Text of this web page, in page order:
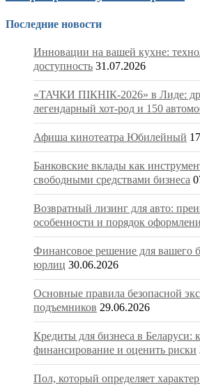
Последние новости
Инновации на вашей кухне:
доступность 31.07.2026
«ТАЧКИ ПІКНІК-2026» в Лиде:
легендарный хот-род и 150
Афиша кинотеатра Юбилейный
Банковские вклады как
свободными средствами бизнеса
Возвратный лизинг для авто:
особенности и порядок
Финансовое решение для вашего
юрлиц 30.06.2026
Основные правила безопасной
подъемников 29.06.2026
Кредиты для бизнеса в Беларуси:
финансирование и оценить риски
Пол, который определяет